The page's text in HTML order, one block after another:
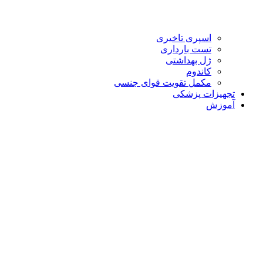
اسپری تاخیری
تست بارداری
ژل بهداشتی
کاندوم
مکمل تقویت قوای جنسی
تجهیزات پزشکی
آموزش